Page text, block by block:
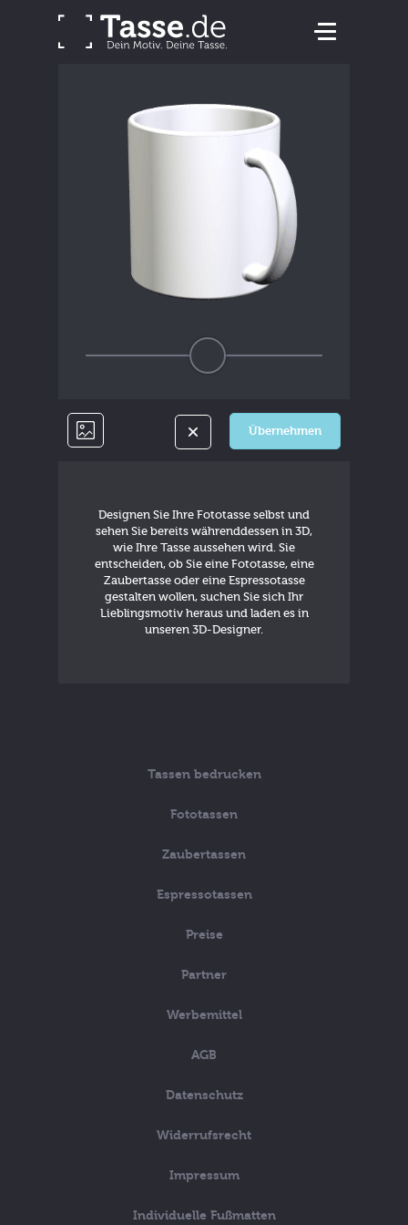
Übernehmen
Designen Sie Ihre Fototasse selbst und
sehen Sie bereits währenddessen in 3D,
wie Ihre Tasse aussehen wird. Sie
entscheiden, ob Sie eine Fototasse, eine
Zaubertasse oder eine Espressotasse
gestalten wollen, suchen Sie sich Ihr
Lieblingsmotiv heraus und laden es in
unseren 3D-Designer.
Tassen bedrucken
Fototassen
Zaubertassen
Espressotassen
Preise
Partner
Werbemittel
AGB
Datenschutz
Widerrufsrecht
Impressum
Individuelle Fußmatten